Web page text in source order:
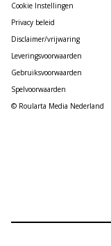
Cookie Instellingen
Privacy beleid
Disclaimer/vrijwaring
Leveringsvoorwaarden
Gebruiksvoorwaarden
Spelvoorwaarden
© Roularta Media Nederland